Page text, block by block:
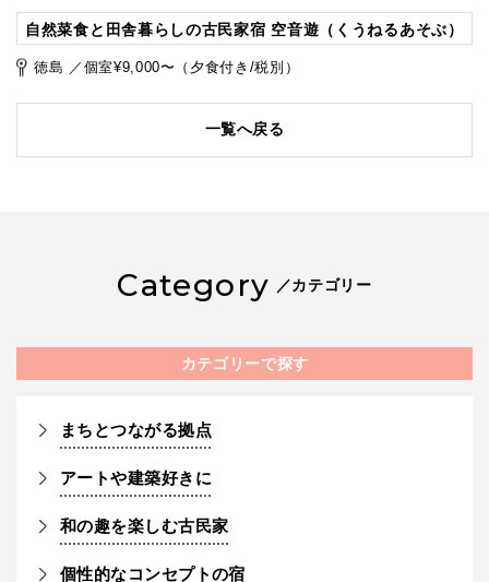
自然菜食と田舎暮らしの古民家宿 空音遊（くうねるあそぶ）
徳島 ／個室¥9,000〜（夕食付き/税別）
一覧へ戻る
Category ／カテゴリー
カテゴリーで探す
まちとつながる拠点
アートや建築好きに
和の趣を楽しむ古民家
個性的なコンセプトの宿